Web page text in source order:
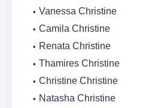
Vanessa Christine
Camila Christine
Renata Christine
Thamires Christine
Christine Christine
Natasha Christine